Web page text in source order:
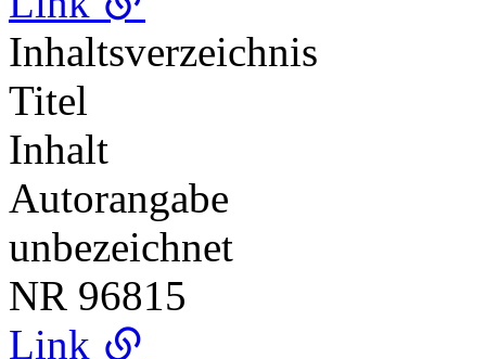
Inhaltsverzeichnis
Titel
Inhalt
Autorangabe
unbezeichnet
NR 96815
Link